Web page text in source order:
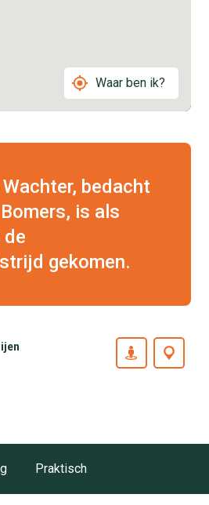
Waar ben ik?
bedacht
is als
de
gekomen.
Praktisch